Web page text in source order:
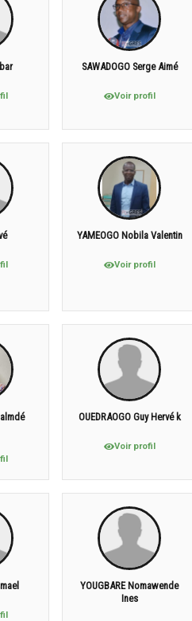
SAWADOGO Serge Aimé
Voir profil
YAMEOGO Nobila Valentin
Voir profil
OUEDRAOGO Guy Hervé k
Voir profil
YOUGBARE Nomawende
Ines